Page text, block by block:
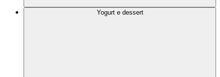
Yogurt e dessert